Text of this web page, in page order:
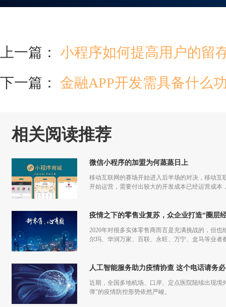
上一篇： 小程序如何提高用户的留
下一篇： 金融APP开发需具备什么
相关阅读推荐
微信小程序的加盟为何蒸蒸日上
移动互联网的赛场开始进入后半场的对决，移动
开始运营，需要付出较大的开发成本已经运营成
疫情之下的零售业复苏，众企业打造“圈层
2020年对很多实体零售商而言是充满挑战的，但
尔玛、华润万家、百联、永旺、万宁、盒马等业
人工智能服务助力疫情协查 这个电话请务
近期，全国多地机场、口岸、定点医院陆续出现
弹”的疫情防控形势依然严峻。